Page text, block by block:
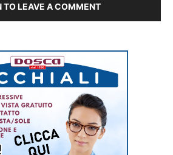
TO LEAVE A COMMENT